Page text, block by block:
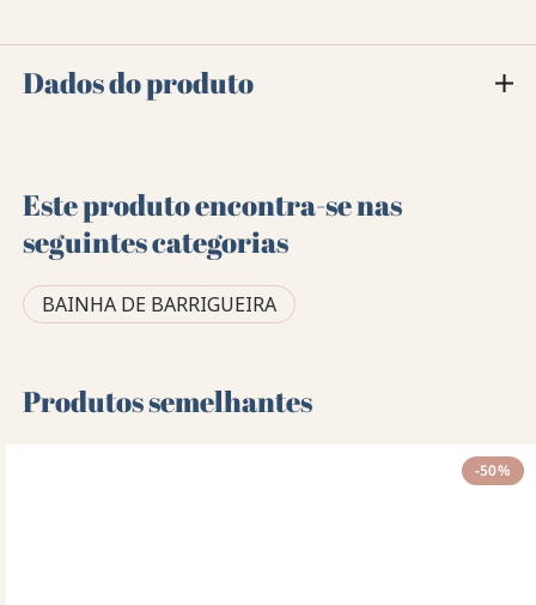
Dados do produto
Este produto encontra-se nas
seguintes categorias
BAINHA DE BARRIGUEIRA
Produtos semelhantes
-50%